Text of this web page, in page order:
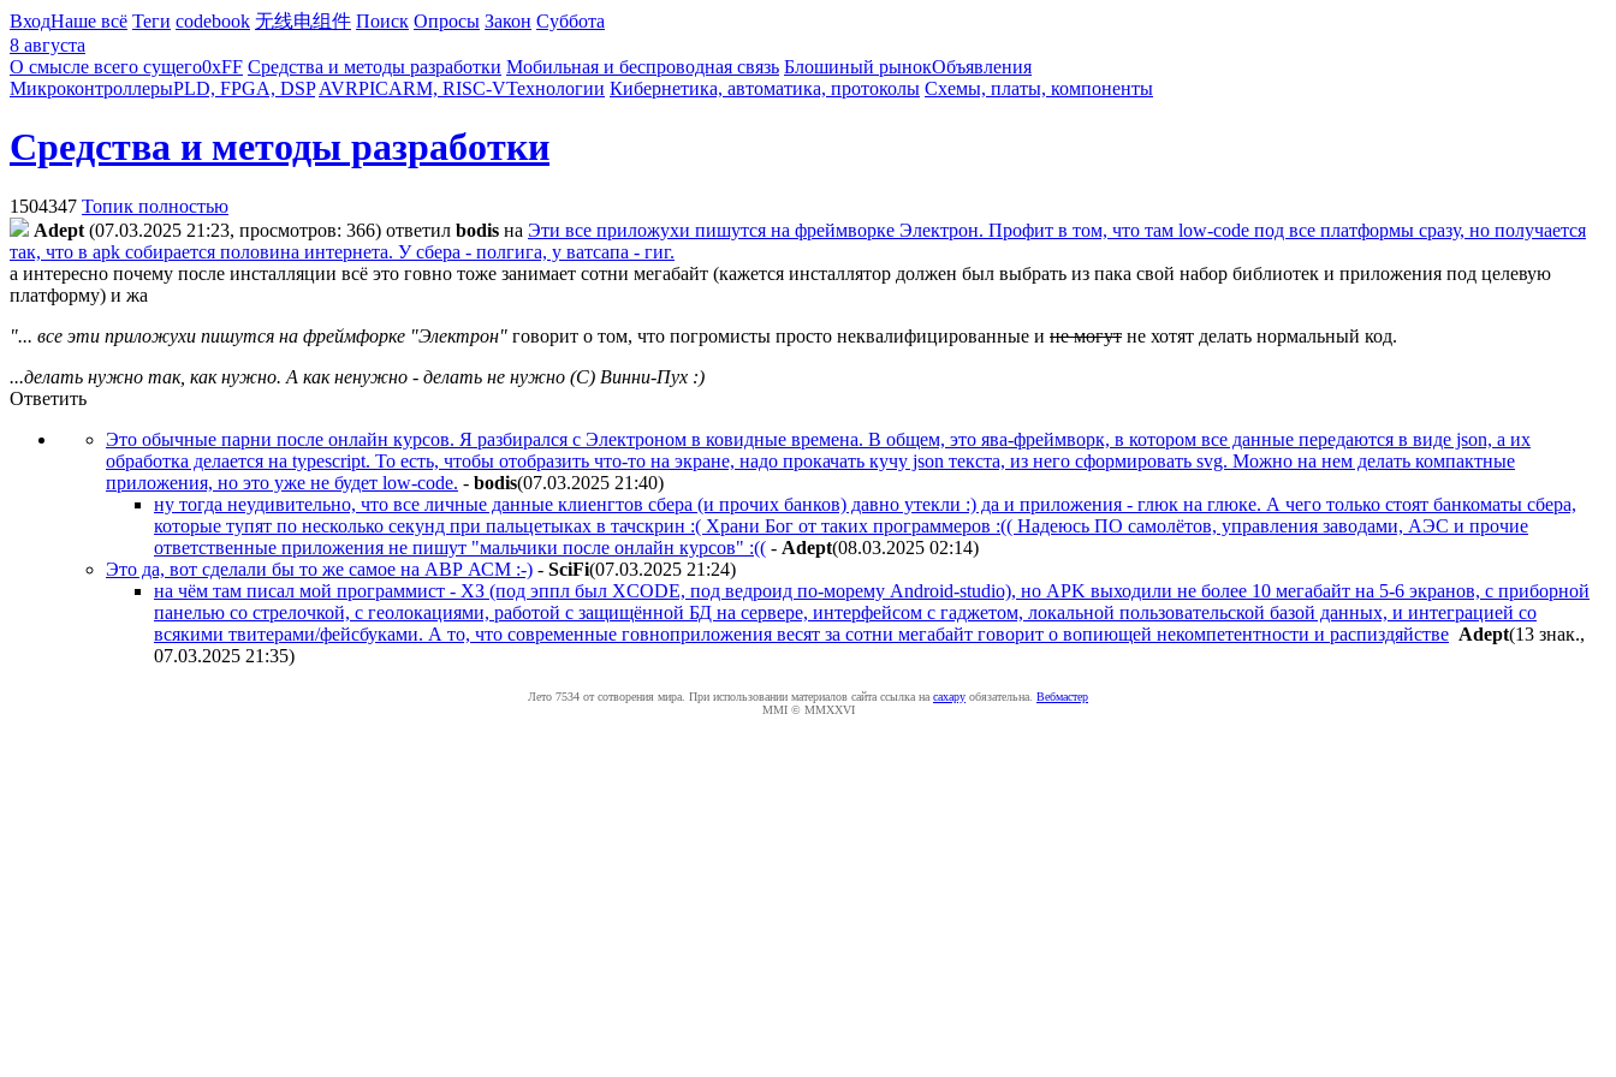
ВходНаше всё Теги codebook 无线电组件 Поиск Опросы Закон Суббота
8 августа
О смысле всего сущего0xFF Средства и методы разработки Мобильная и беспроводная связь Блошиный рынокОбъявления
МикроконтроллерыPLD, FPGA, DSP AVRPICARM, RISC-VТехнологии Кибернетика, автоматика, протоколы Схемы, платы, компоненты
Средства и методы разработки
1504347 Топик полностью
Adept (07.03.2025 21:23, просмотров: 366) ответил bodis на Эти все приложухи пишутся на фреймворке Электрон. Профит в том, что там low-code под все платформы сразу, но получается
так, что в apk собирается половина интернета. У сбера - полгига, у ватсапа - гиг.
а интересно почему после инсталляции всё это говно тоже занимает сотни мегабайт (кажется инсталлятор должен был выбрать из пака свой набор библиотек и приложения под целевую
платформу) и жа
"... все эти приложухи пишутся на фреймфорке "Электрон" говорит о том, что погромисты просто неквалифицированные и не могут не хотят делать нормальный код.
...делать нужно так, как нужно. А как ненужно - делать не нужно (С) Винни-Пух :)
Ответить
Это обычные парни после онлайн курсов. Я разбирался с Электроном в ковидные времена. В общем, это ява-фреймворк, в котором все данные передаются в виде json, а их
обработка делается на typescript. То есть, чтобы отобразить что-то на экране, надо прокачать кучу json текста, из него сформировать svg. Можно на нем делать компактные
приложения, но это уже не будет low-code. - bodis(07.03.2025 21:40)
ну тогда неудивительно, что все личные данные клиенгтов сбера (и прочих банков) давно утекли :) да и приложения - глюк на глюке. А чего только стоят банкоматы сбера,
которые тупят по несколько секунд при пальцетыках в тачскрин :( Храни Бог от таких программеров :(( Надеюсь ПО самолётов, управления заводами, АЭС и прочие
ответственные приложения не пишут "мальчики после онлайн курсов" :(( - Adept(08.03.2025 02:14)
Это да, вот сделали бы то же самое на АВР АСМ :-) - SciFi(07.03.2025 21:24)
на чём там писал мой программист - ХЗ (под эппл был XCODE, под ведроид по-морему Android-studio), но APK выходили не более 10 мегабайт на 5-6 экранов, с приборной
панелью со стрелочкой, с геолокациями, работой с защищённой БД на сервере, интерфейсом с гаджетом, локальной пользовательской базой данных, и интеграцией со
всякими твитерами/фейсбуками. А то, что современные говноприложения весят за сотни мегабайт говорит о вопиющей некомпетентности и распиздяйстве Adept(13 знак.,
07.03.2025 21:35)
Лето 7534 от сотворения мира. При использовании материалов сайта ссылка на caxapу обязательна. Вебмастер
MMI © MMXXVI